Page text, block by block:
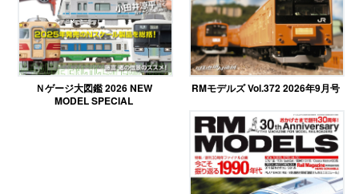
Ｎゲージ大図鑑 2026 NEW
MODEL SPECIAL
RMモデルズ Vol.372 2026年9月号